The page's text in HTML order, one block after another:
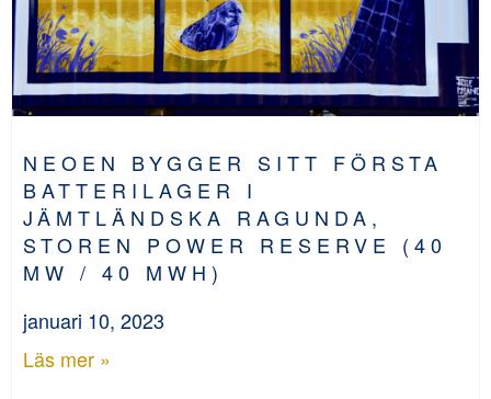
NEOEN BYGGER SITT FÖRSTA
BATTERILAGER I
JÄMTLÄNDSKA RAGUNDA,
STOREN POWER RESERVE (40
MW / 40 MWH)
januari 10, 2023
Läs mer »